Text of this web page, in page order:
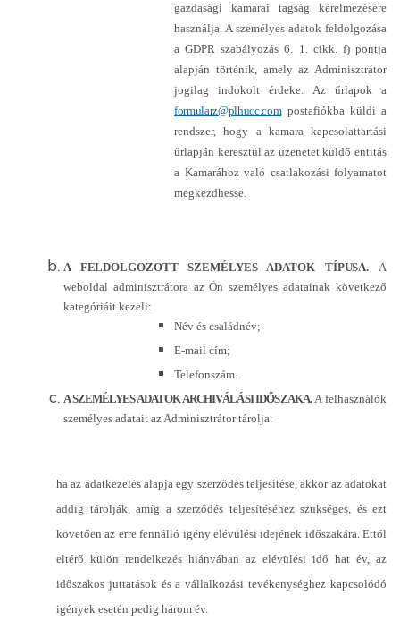
gazdasági kamarai tagság kérelmezésére
használja. A személyes adatok feldolgozása
a GDPR szabályozás 6. 1. cikk. f) pontja
alapján történik, amely az Adminisztrátor
jogilag indokolt érdeke. Az űrlapok a
formularz@plhucc.compostafiókba küldi a
rendszer, hogy a kamara kapcsolattartási
űrlapján keresztül az üzenetet küldő entitás
a Kamarához való csatlakozási folyamatot
megkezdhesse.
A FELDOLGOZOTT SZEMÉLYES ADATOK TÍPUSA.
A
weboldal adminisztrátora az Ön személyes adatainak következő
kategóriáit kezeli:
Név és családnév;
E-mail cím;
Telefonszám.
A SZEMÉLYES ADATOK ARCHIVÁLÁSI IDŐSZAKA. A felhasználók
személyes adatait az Adminisztrátor tárolja:
ha az adatkezelés alapja egy szerződés teljesítése, akkor az adatokat
addig tárolják, amíg a szerződés teljesítéséhez szükséges, és ezt
követően az erre fennálló igény elévülési idejének időszakára. Ettől
eltérő külön rendelkezés hiányában az elévülési idő hat év, az
időszakos juttatások és a vállalkozási tevékenységhez kapcsolódó
igények esetén pedig három év.